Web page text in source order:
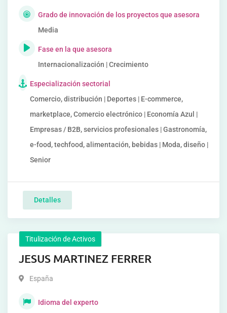
Grado de innovación de los proyectos que asesora
Media
Fase en la que asesora
Internacionalización | Crecimiento
Especialización sectorial
Comercio, distribución | Deportes | E-commerce,
marketplace, Comercio electrónico | Economía Azul |
Empresas / B2B, servicios profesionales | Gastronomía,
e-food, techfood, alimentación, bebidas | Moda, diseño |
Senior
Detalles
Titulización de Activos
JESUS MARTINEZ FERRER
España
Idioma del experto